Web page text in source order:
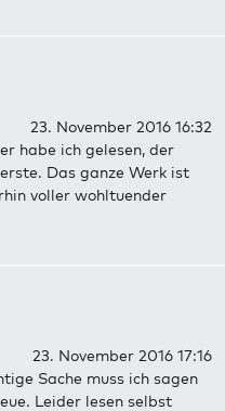
23. November 2016 16:32
habe ich gelesen, der
Das ganze Werk ist
voller wohltuender
23. November 2016 17:16
Sache muss ich sagen
Leider lesen selbst